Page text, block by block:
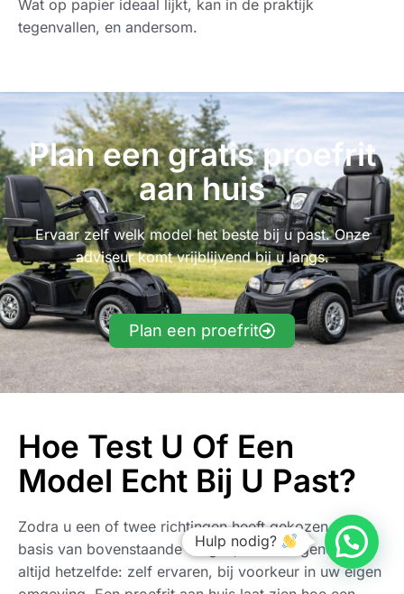
Wat op papier ideaal lijkt, kan in de praktijk
tegenvallen, en andersom.
Plan een gratis proefrit
aan huis
Ervaar zelf welk model het beste bij u past. Onze
adviseur komt vrijblijvend bij u langs.
Plan een proefrit
Hoe Test U Of Een
Model Echt Bij U Past?
Zodra u een of twee richtingen heeft gekozen op
basis van bovenstaande vragen, is de volgende stap
altijd hetzelfde: zelf ervaren, bij voorkeur in uw eigen
Hulp nodig?